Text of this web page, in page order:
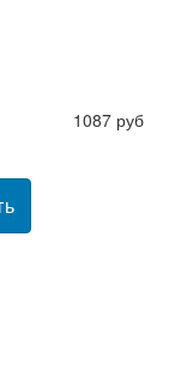
1087 руб